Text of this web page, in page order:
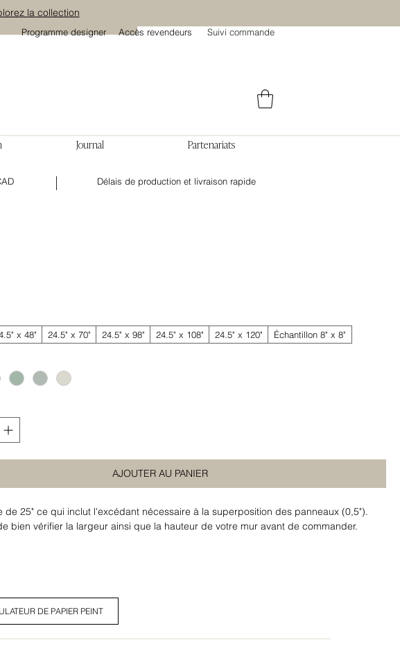
la collection
Programme designer Accès revendeurs Suivi commande
Journal Partenariats
Délais de production et livraison rapide
x 48" 24.5" x 70" 24.5" x 98" 24.5" x 108" 24.5" x 120" Échantillon 8" x 8"
AJOUTER AU PANIER
de 25" ce qui inclut l'excédant nécessaire à la superposition des panneaux (0,5").
bien vérifier la largeur ainsi que la hauteur de votre mur avant de commander.
DE PAPIER PEINT